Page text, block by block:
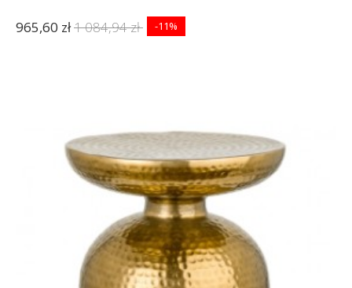
965,60 zł1 084,94 zł -11%